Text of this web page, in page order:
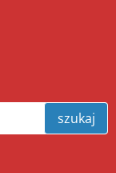
szukaj